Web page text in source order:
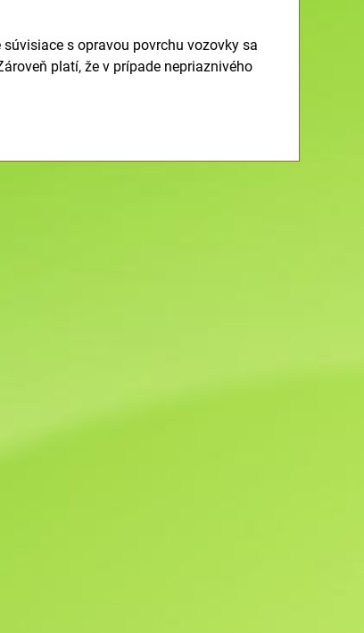
s opravou povrchu vozovky sa
platí, že v prípade nepriaznivého